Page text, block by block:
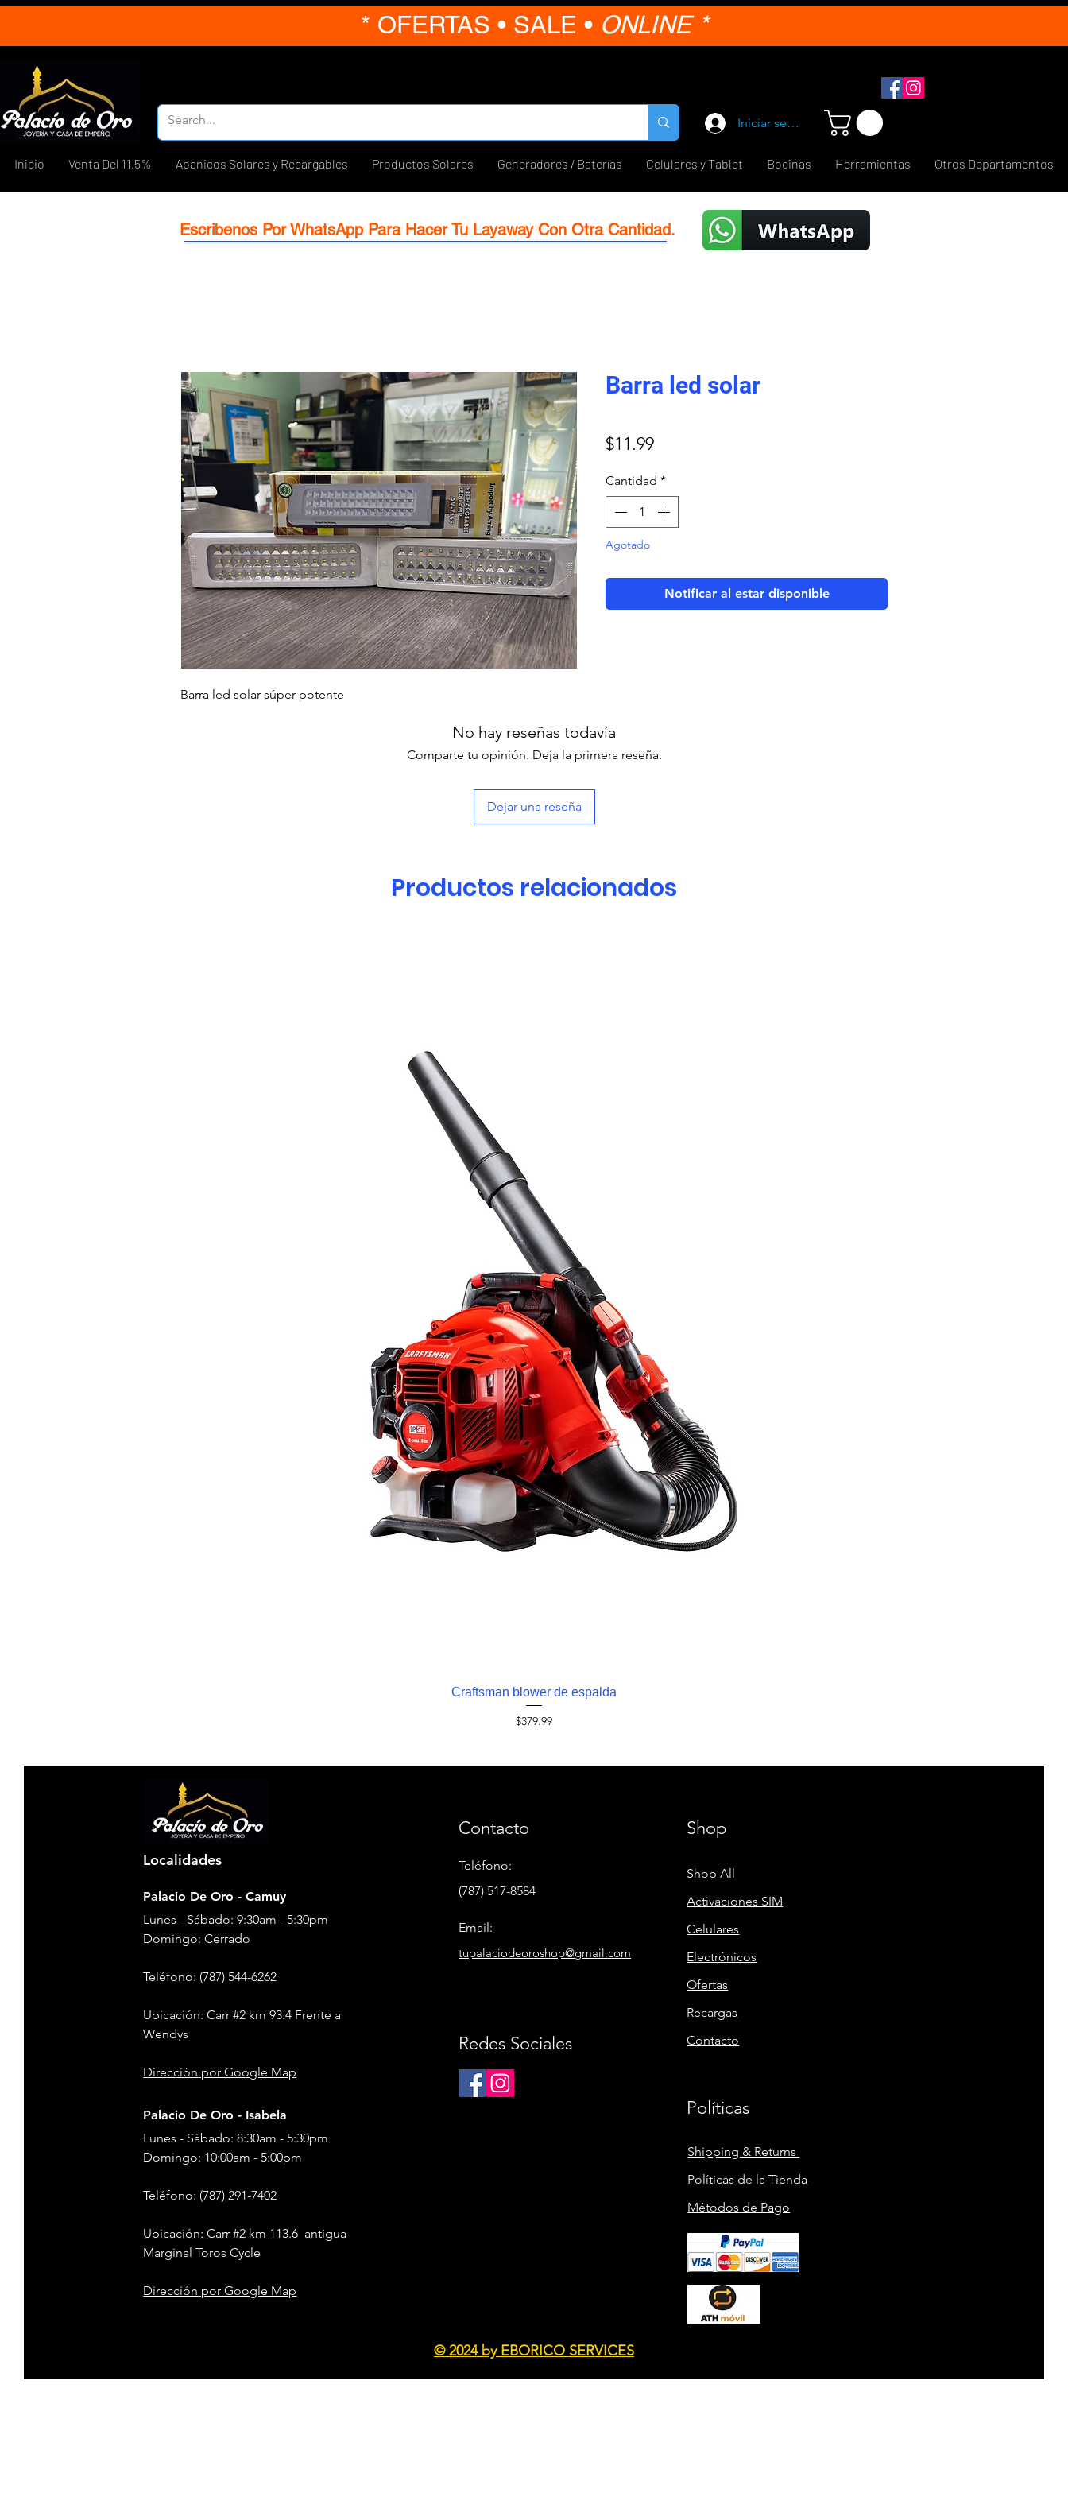
* OFERTAS • SALE •ONLINE *
Iniciar sesión
Inicio Venta Del 11.5% Abanicos Solares y Recargables Productos Solares Generadores / Baterías Celulares y Tablet Bocinas Herramientas Otros Departamentos
Escribenos Por WhatsApp Para Hacer Tu Layaway Con Otra Cantidad.
Barra led solar súper potente
Barra led solar
$11.99Precio
Cantidad *
Agotado
Notificar al estar disponible
No hay reseñas todavía
Comparte tu opinión. Deja la primera reseña.
Dejar una reseña
Productos relacionados
Vista rápida
Craftsman blower de espalda
Precio
$379.99
Localidades
Palacio De Oro - Camuy
Lunes - Sábado: 9:30am - 5:30pm
​​Domingo: Cerrado
Teléfono: (787) 544-6262
Ubicación: Carr #2 km 93.4 Frente a
Wendys
Dirección por Google Map
Palacio De Oro - Isabela
Lunes - Sábado: 8:30am - 5:30pm
​​Domingo: 10:00am - 5:00pm
Teléfono: (787) 291-7402
Ubicación: Carr #2 km 113.6 antigua
Marginal Toros Cycle
Dirección por Google Map
Contacto
Teléfono:
(787) 517-8584
Email:
tupalaciodeoroshop@gmail.com
Redes Sociales
Shop
Shop All
Activaciones SIM
Celulares
Electrónicos
Ofertas
Recargas
Contacto
Políticas
Shipping & Returns
Políticas de la Tienda
Métodos de Pago
© 2024 by EBORICO SERVICES